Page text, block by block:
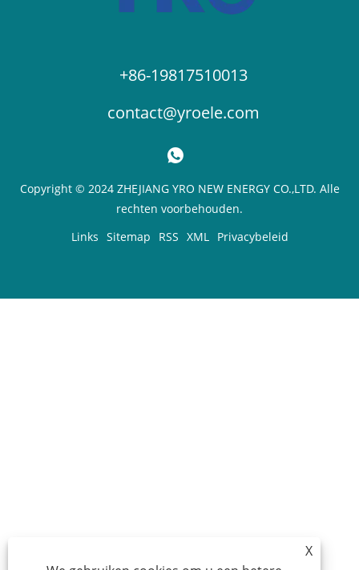
+86-19817510013
contact@yroele.com
Copyright © 2024 ZHEJIANG YRO NEW ENERGY CO.,LTD. Alle
rechten voorbehouden.
Links Sitemap RSS XML Privacybeleid
X